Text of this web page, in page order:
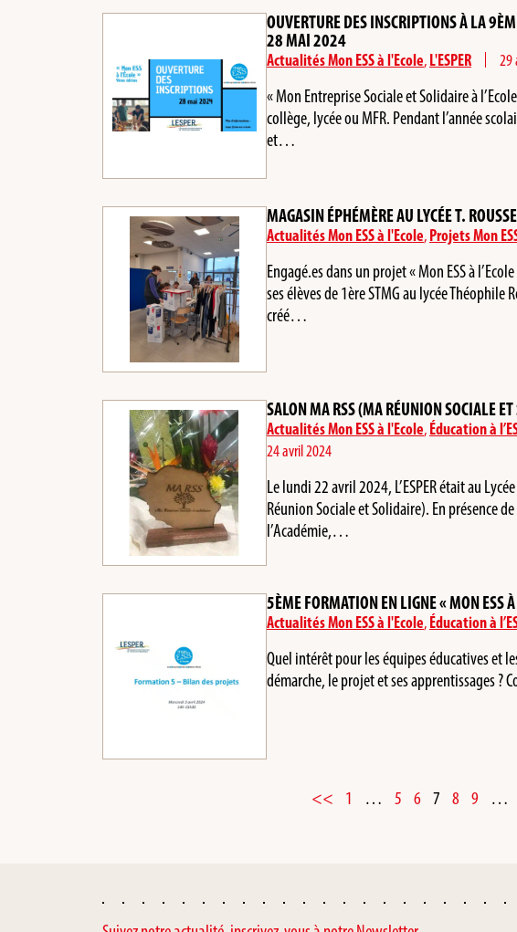
OUVERTURE DES INSCRIPTIONS À LA
28 MAI 2024
Actualités Mon ESS à l'Ecole,L'ESPER 29
« Mon Entreprise Sociale et Solidaire à
collège, lycée ou MFR. Pendant l’année
et…
MAGASIN ÉPHÉMÈRE AU LYCÉE T.
Actualités Mon ESS à l'Ecole,Projets Mon
Engagé.es dans un projet « Mon ESS à
ses élèves de 1ère STMG au lycée
créé…
SALON MA RSS (MA RÉUNION SOCIALE
Actualités Mon ESS à l'Ecole,Éducation à
24 avril 2024
Le lundi 22 avril 2024, L’ESPER était au
Réunion Sociale et Solidaire). En présence
l’Académie,…
5ÈME FORMATION EN LIGNE « MON ESS
Actualités Mon ESS à l'Ecole,Éducation à
Quel intérêt pour les équipes éducatives et
démarche, le projet et ses apprentissages
<< 1 … 5 6 7 8 9 …